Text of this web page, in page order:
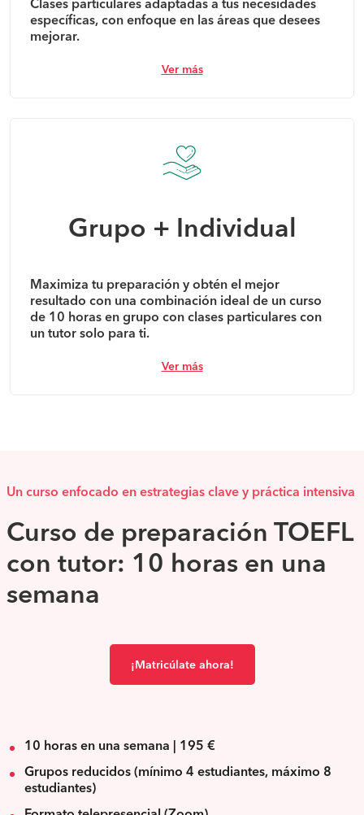
Clases particulares adaptadas a tus necesidades
específicas, con enfoque en las áreas que desees
mejorar.
Ver más
Grupo + Individual
Maximiza tu preparación y obtén el mejor
resultado con una combinación ideal de un curso
de 10 horas en grupo con clases particulares con
un tutor solo para ti.
Ver más
Un curso enfocado en estrategias clave y práctica intensiva
Curso de preparación TOEFL
con tutor: 10 horas en una
semana
¡Matricúlate ahora!
10 horas en una semana | 195 €
Grupos reducidos (mínimo 4 estudiantes, máximo 8
estudiantes)